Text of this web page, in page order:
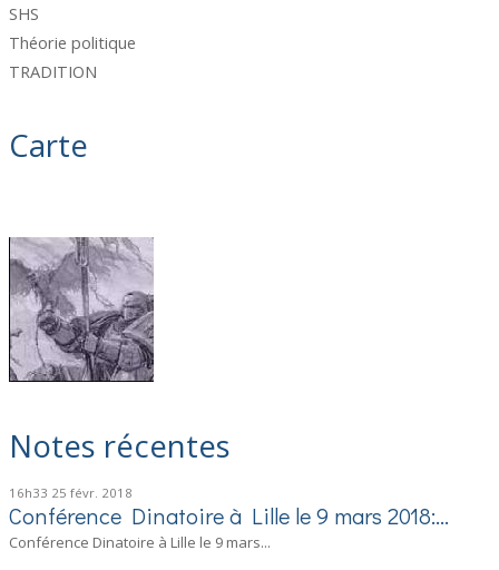
SHS
Théorie politique
TRADITION
Carte
Notes récentes
16h33 25 févr. 2018
Conférence Dinatoire à Lille le 9 mars 2018:...
Conférence Dinatoire à Lille le 9 mars...